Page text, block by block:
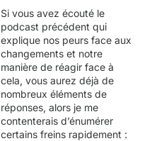
Si vous avez écouté le
podcast précédent qui
explique nos peurs face aux
changements et notre
manière de réagir face à
cela, vous aurez déjà de
nombreux éléments de
réponses, alors je me
contenterais d’énumérer
certains freins rapidement :